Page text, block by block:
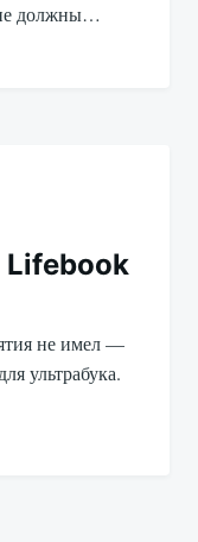
должны…
Lifebook
не имел —
ультрабука.